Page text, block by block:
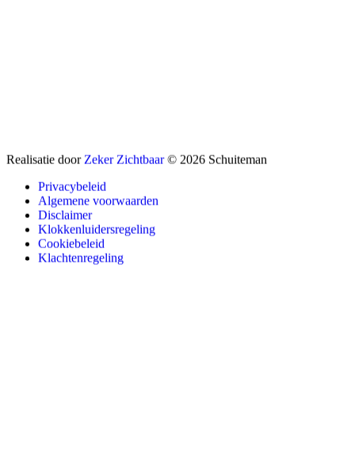
Realisatie door Zeker Zichtbaar © 2026 Schuiteman
Privacybeleid
Algemene voorwaarden
Disclaimer
Klokkenluidersregeling
Cookiebeleid
Klachtenregeling